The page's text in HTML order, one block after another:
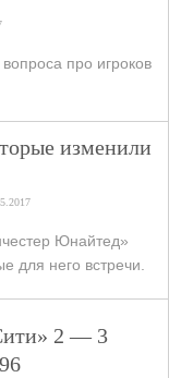
про игроков
изменили
Юнайтед»
для него встречи.
2 — 3